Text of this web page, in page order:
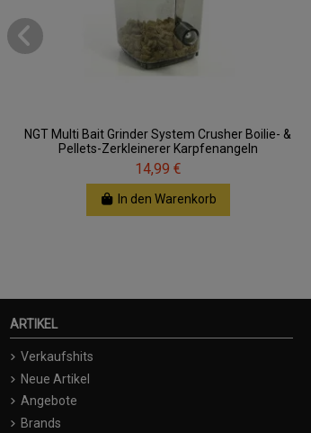
NGT Multi Bait Grinder System Crusher Boilie- &
Pellets-Zerkleinerer Karpfenangeln
14,99 €
In den Warenkorb
ARTIKEL
Verkaufshits
Neue Artikel
Angebote
Brands